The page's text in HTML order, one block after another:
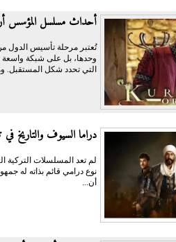
أحداث مسلسل المؤسس
تُعتبر مرحلة تأسيس الدول من
وحدها، بل على شبكة واسعة
التي تحدد شكل المستقبل.
دراما السيوف والتاريخ
لم تعد المسلسلات التركية
نوع درامي قائم بذاته له
أن...